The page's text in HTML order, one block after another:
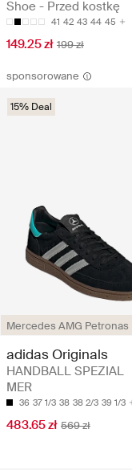
Shoe - Przed kostkę
41 42 43 44 45
149.25 zł 199 zł
sponsorowane
Mercedes AMG Petronas
15% Deal
adidas Originals
HANDBALL SPEZIAL
MER
36 37 1/3 38 38 2/3 39 1/3
483.65 zł 569 zł